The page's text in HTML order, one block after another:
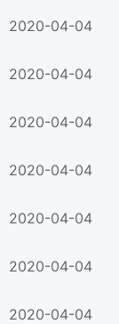
2020-04-04
2020-04-04
2020-04-04
2020-04-04
2020-04-04
2020-04-04
2020-04-04